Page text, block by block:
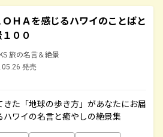
ＯＨＡを感じるハワイのことばと
００
旅の名言＆絶景
発売
た「地球の歩き方」があなたにお届
ワイの名言と癒やしの絶景集